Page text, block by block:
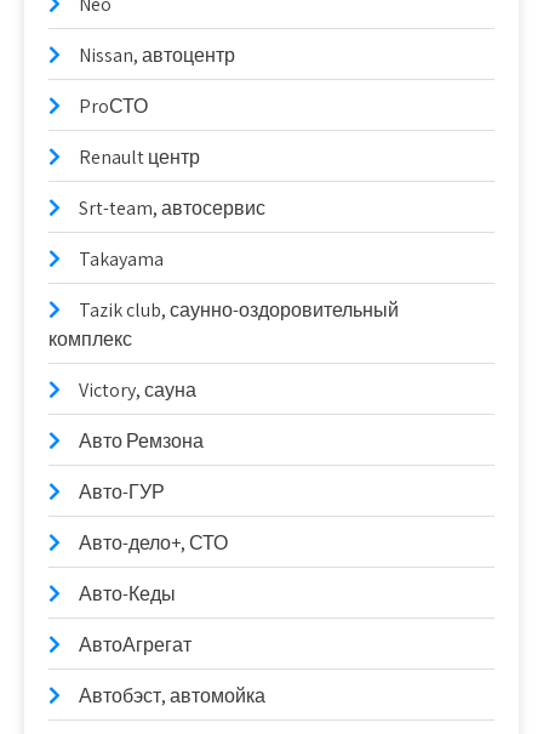
Nissan, автоцентр
ProСТО
Renault центр
Srt-team, автосервис
Takayama
Tazik club, саунно-оздоровительный
комплекс
Victory, сауна
Авто Ремзона
Авто-ГУР
Авто-дело+, СТО
Авто-Кеды
АвтоАгрегат
Автобэст, автомойка